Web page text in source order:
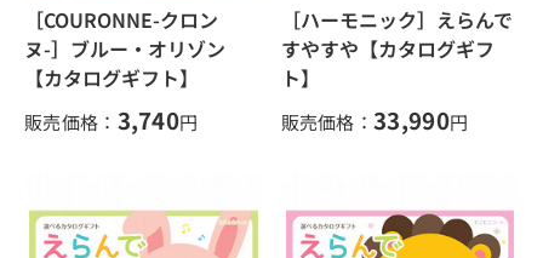
［COURONNE-クロン
ヌ-］ブルー・オリゾン
【カタログギフト】
販売価格： 3,740円
［ハーモニック］えらんで
すやすや【カタログギフ
ト】
販売価格： 33,990円